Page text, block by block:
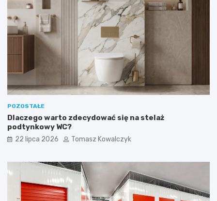
POZOSTAŁE
Dlaczego warto zdecydować się na stelaż
podtynkowy WC?
22 lipca 2026 Tomasz Kowalczyk